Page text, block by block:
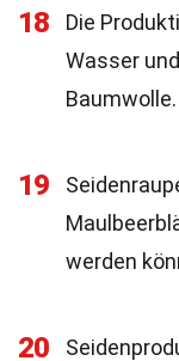
18
Die
Wasser
Baumwolle.
19
werden
20